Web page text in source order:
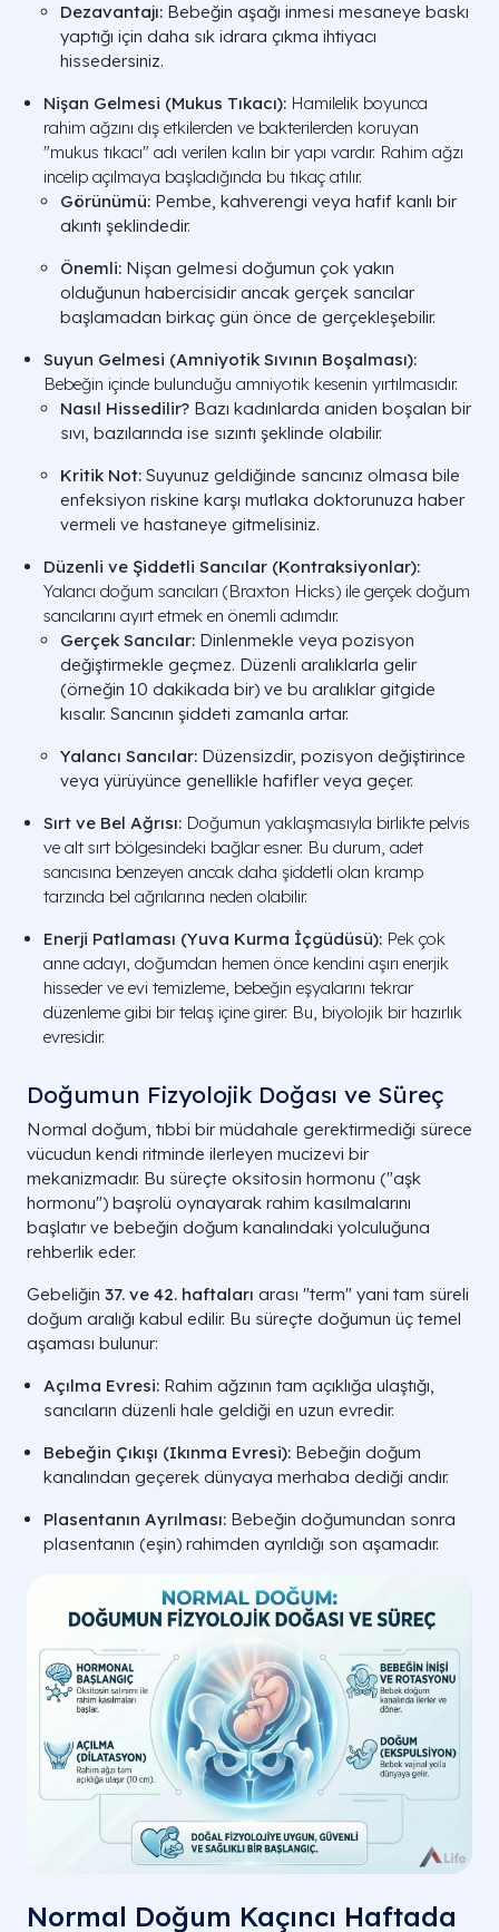
Dezavantajı: Bebeğin aşağı inmesi mesaneye baskı
yaptığı için daha sık idrara çıkma ihtiyacı
hissedersiniz.
Nişan Gelmesi (Mukus Tıkacı): Hamilelik boyunca
rahim ağzını dış etkilerden ve bakterilerden koruyan
"mukus tıkacı" adı verilen kalın bir yapı vardır. Rahim ağzı
incelip açılmaya başladığında bu tıkaç atılır.
Görünümü: Pembe, kahverengi veya hafif kanlı bir
akıntı şeklindedir.
Önemli: Nişan gelmesi doğumun çok yakın
olduğunun habercisidir ancak gerçek sancılar
başlamadan birkaç gün önce de gerçekleşebilir.
Suyun Gelmesi (Amniyotik Sıvının Boşalması):
Bebeğin içinde bulunduğu amniyotik kesenin yırtılmasıdır.
Nasıl Hissedilir? Bazı kadınlarda aniden boşalan bir
sıvı, bazılarında ise sızıntı şeklinde olabilir.
Kritik Not: Suyunuz geldiğinde sancınız olmasa bile
enfeksiyon riskine karşı mutlaka doktorunuza haber
vermeli ve hastaneye gitmelisiniz.
Düzenli ve Şiddetli Sancılar (Kontraksiyonlar):
Yalancı doğum sancıları (Braxton Hicks) ile gerçek doğum
sancılarını ayırt etmek en önemli adımdır.
Gerçek Sancılar: Dinlenmekle veya pozisyon
değiştirmekle geçmez. Düzenli aralıklarla gelir
(örneğin 10 dakikada bir) ve bu aralıklar gitgide
kısalır. Sancının şiddeti zamanla artar.
Yalancı Sancılar: Düzensizdir, pozisyon değiştirince
veya yürüyünce genellikle hafifler veya geçer.
Sırt ve Bel Ağrısı: Doğumun yaklaşmasıyla birlikte pelvis
ve alt sırt bölgesindeki bağlar esner. Bu durum, adet
sancısına benzeyen ancak daha şiddetli olan kramp
tarzında bel ağrılarına neden olabilir.
Enerji Patlaması (Yuva Kurma İçgüdüsü): Pek çok
anne adayı, doğumdan hemen önce kendini aşırı enerjik
hisseder ve evi temizleme, bebeğin eşyalarını tekrar
düzenleme gibi bir telaş içine girer. Bu, biyolojik bir hazırlık
evresidir.
Doğumun Fizyolojik Doğası ve Süreç
Normal doğum, tıbbi bir müdahale gerektirmediği sürece
vücudun kendi ritminde ilerleyen mucizevi bir
mekanizmadır. Bu süreçte oksitosin hormonu ("aşk
hormonu") başrolü oynayarak rahim kasılmalarını
başlatır ve bebeğin doğum kanalındaki yolculuğuna
rehberlik eder.
Gebeliğin 37. ve 42. haftaları arası "term" yani tam süreli
doğum aralığı kabul edilir. Bu süreçte doğumun üç temel
aşaması bulunur:
Açılma Evresi: Rahim ağzının tam açıklığa ulaştığı,
sancıların düzenli hale geldiği en uzun evredir.
Bebeğin Çıkışı (Ikınma Evresi): Bebeğin doğum
kanalından geçerek dünyaya merhaba dediği andır.
Plasentanın Ayrılması: Bebeğin doğumundan sonra
plasentanın (eşin) rahimden ayrıldığı son aşamadır.
Normal Doğum Kaçıncı Haftada